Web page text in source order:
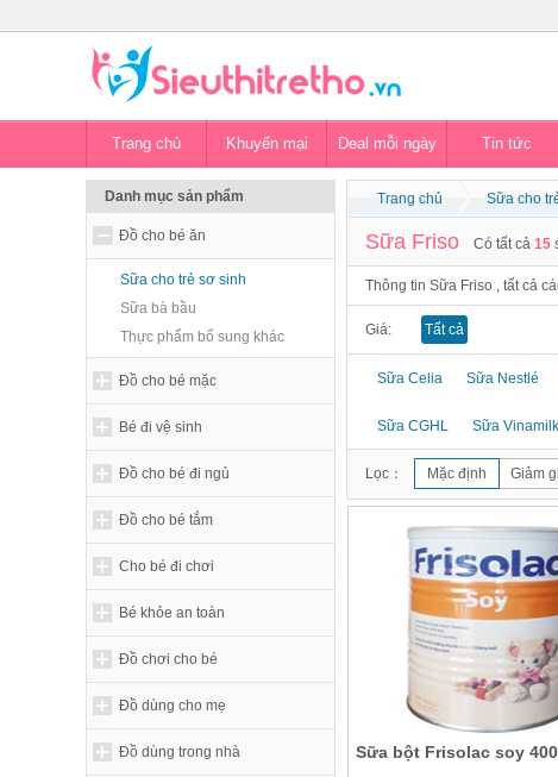
Trang chủ Khuyến mại Deal mỗi ngày Tin tức
Danh mục sản phẩm
Đồ cho bé ăn
Sữa cho trẻ sơ sinh
Sữa bà bầu
Thực phẩm bổ sung khác
Đồ cho bé mặc
Bé đi vệ sinh
Đồ cho bé đi ngủ
Đồ cho bé tắm
Cho bé đi chơi
Bé khỏe an toàn
Đồ chơi cho bé
Đồ dùng cho mẹ
Đồ dùng trong nhà
Trang chủ Sữa cho
Sữa Friso Có tất cả 15
Thông tin Sữa Friso , tất cả
Giá: Tất cả
Sữa Celia Sữa Nestlé
Sữa CGHL Sữa Vinamilk
Lọc： Mặc định Giảm
Sữa bột Frisolac soy